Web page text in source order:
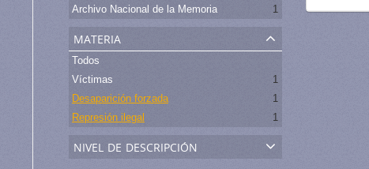
Archivo Nacional de la Memoria
1
materia
Todos
Víctimas
1
Desaparición forzada
1
Represión ilegal
1
nivel de descripción